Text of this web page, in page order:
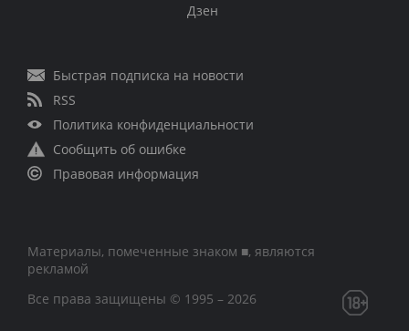
Дзен
Быстрая подписка на новости
RSS
Политика конфиденциальности
Сообщить об ошибке
Правовая информация
Материалы, помеченные знаком ■, являются
рекламой
Все права защищены © 1995 – 2026